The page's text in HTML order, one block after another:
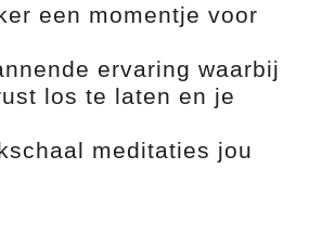
een momentje voor
ervaring waarbij
los te laten en je
meditaties jou